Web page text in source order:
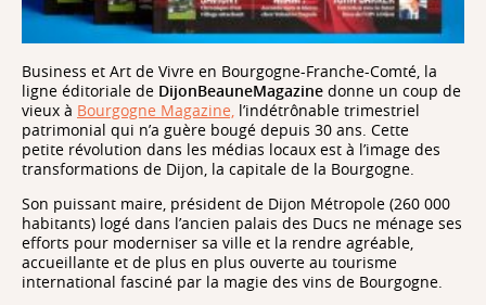
Business et Art de Vivre en Bourgogne-Franche-Comté, la
ligne éditoriale de DijonBeauneMagazine donne un coup de
vieux à Bourgogne Magazine, l’indétrônable trimestriel
patrimonial qui n’a guère bougé depuis 30 ans. Cette
petite révolution dans les médias locaux est à l’image des
transformations de Dijon, la capitale de la Bourgogne.
Son puissant maire, président de Dijon Métropole (260 000
habitants) logé dans l’ancien palais des Ducs ne ménage ses
efforts pour moderniser sa ville et la rendre agréable,
accueillante et de plus en plus ouverte au tourisme
international fasciné par la magie des vins de Bourgogne.